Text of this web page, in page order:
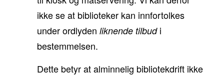
ikke se at biblioteker kan innfortolkes
under ordlyden liknende tilbudi
bestemmelsen.
Dette betyr at alminnelig bibliotekdrift ikke